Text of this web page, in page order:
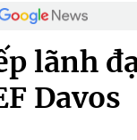
lãnh
Davos